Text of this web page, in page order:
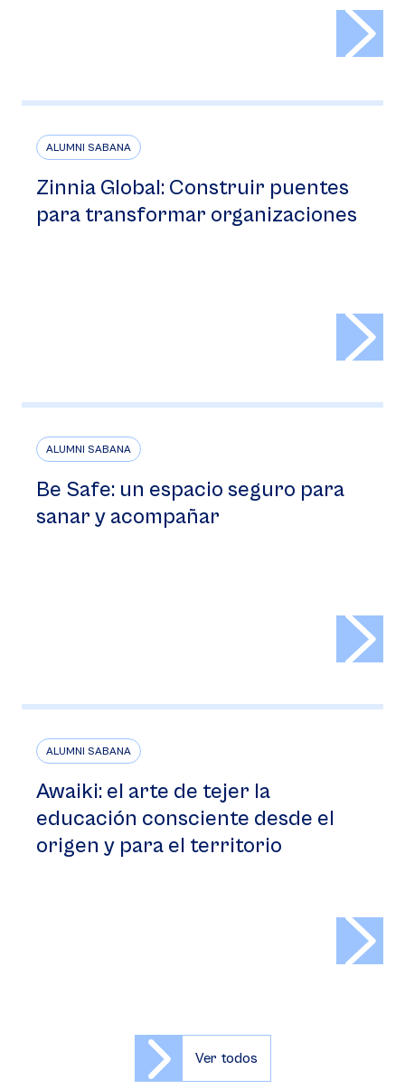
ALUMNI SABANA
Zinnia Global: Construir puentes
para transformar organizaciones
ALUMNI SABANA
Be Safe: un espacio seguro para
sanar y acompañar
ALUMNI SABANA
Awaiki: el arte de tejer la
educación consciente desde el
origen y para el territorio
Ver todos